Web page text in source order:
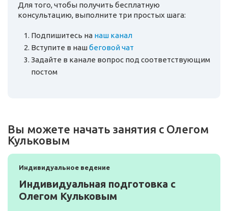
Для того, чтобы получить бесплатную
консультацию, выполните три простых шага:
Подпишитесь на наш канал
Вступите в нашбеговой чат
Задайте в канале вопрос под соответствующим
постом
Вы можете начать занятия с Олегом
Кульковым
Индивидуальное ведение
Индивидуальная подготовка с
Олегом Кульковым